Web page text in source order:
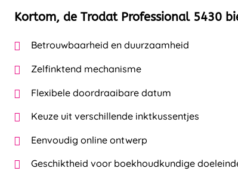
Kortom, de Trodat Professional 5430
Betrouwbaarheid en duurzaamheid
Zelfinktend mechanisme
Flexibele doordraaibare datum
Keuze uit verschillende inktkussentjes
Eenvoudig online ontwerp
Geschiktheid voor boekhoudkundige